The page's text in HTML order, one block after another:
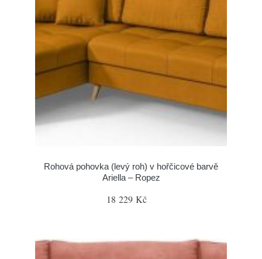
Rohová pohovka (levý roh) v hořčicové barvě
Ariella – Ropez
18 229 Kč